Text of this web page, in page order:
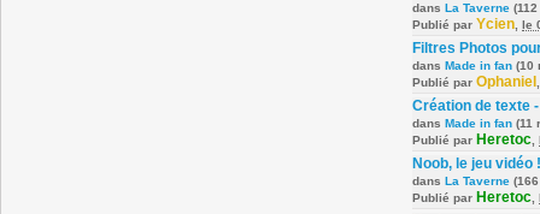
dans La Taverne
Publié par Ycien le
Filtres Photos
dans Made in fan (10
Publié par Ophaniel
Création de texte
dans Made in fan (11
Publié par Heretoc
Noob, le jeu vidéo !
dans La Taverne
Publié par Heretoc